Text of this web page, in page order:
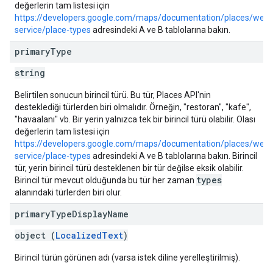
değerlerin tam listesi için
https://developers.google.com/maps/documentation/places/web-
service/place-types adresindeki A ve B tablolarına bakın.
primaryType
string
Belirtilen sonucun birincil türü. Bu tür, Places API'nin
desteklediği türlerden biri olmalıdır. Örneğin, "restoran", "kafe",
"havaalanı" vb. Bir yerin yalnızca tek bir birincil türü olabilir. Olası
değerlerin tam listesi için
https://developers.google.com/maps/documentation/places/web-
service/place-types adresindeki A ve B tablolarına bakın. Birincil
tür, yerin birincil türü desteklenen bir tür değilse eksik olabilir.
Birincil tür mevcut olduğunda bu tür her zaman types
alanındaki türlerden biri olur.
primaryTypeDisplayName
object (LocalizedText)
Birincil türün görünen adı (varsa istek diline yerelleştirilmiş).